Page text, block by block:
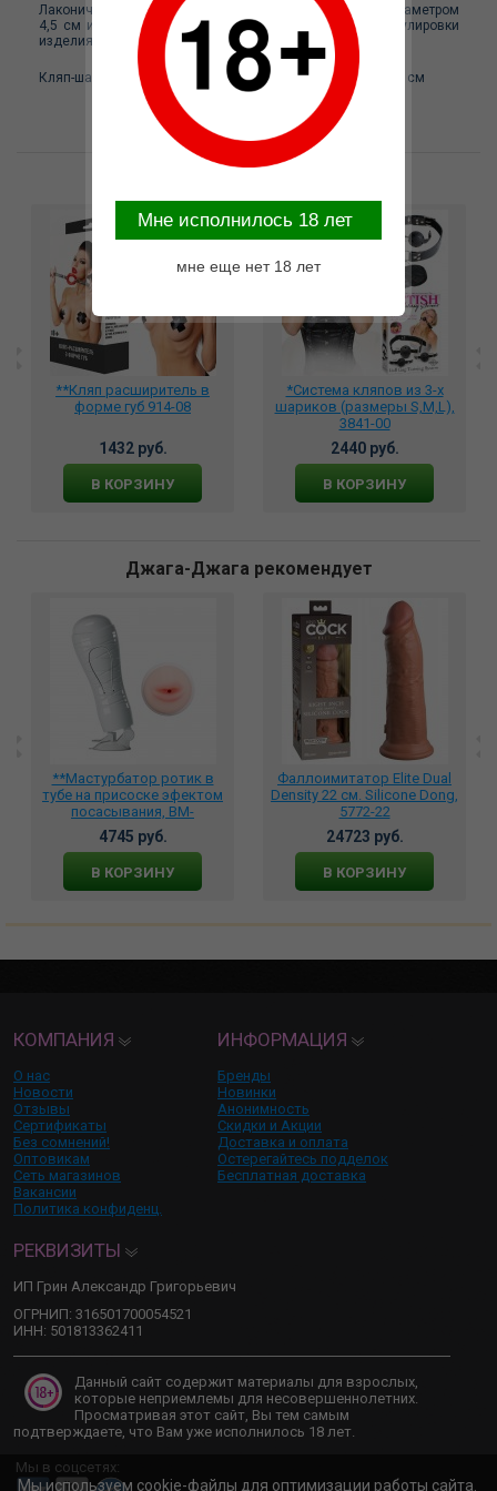
Лаконичный кляп-шар состоит из полимерной сферы, диаметром
4,5 см и ремешка с пластиковыми пряжками, для регулировки
изделия. Размер универсальный.
Кляп-шар на стропе SITABELLA, длина 62 см, диаметр 4.5 см
**Кляп расширитель в
форме губ 914-08
1432 руб.
В КОРЗИНУ
*Система кляпов из 3-х
шариков (размеры S,M,L),
3841-00
2440 руб.
В КОРЗИНУ
Джага-Джага рекомендует
**Мастурбатор ротик в
тубе на присоске эфектом
посасывания, BM-
00900T48N-2
4745 руб.
В КОРЗИНУ
Фаллоимитатор Elite Dual
Density 22 см. Silicone Dong,
5772-22
24723 руб.
В КОРЗИНУ
КОМПАНИЯ
О нас
Новости
Отзывы
Сертификаты
Без сомнений!
Оптовикам
Сеть магазинов
Вакансии
Политика конфиденц.
ИНФОРМАЦИЯ
Бренды
Новинки
Анонимность
Скидки и Акции
Доставка и оплата
Остерегайтесь подделок
Бесплатная доставка
РЕКВИЗИТЫ
ИП Грин Александр Григорьевич
ОГРНИП: 316501700054521
ИНН: 501813362411
Данный сайт содержит материалы для взрослых,
которые неприемлемы для несовершеннолетних.
Просматривая этот сайт, Вы тем самым
подтверждаете, что Вам уже исполнилось 18 лет.
Мы в соцсетях:
Мы используем cookie-файлы для оптимизации работы сайта.
Mне исполнилось 18 лет
мне еще нет 18 лет